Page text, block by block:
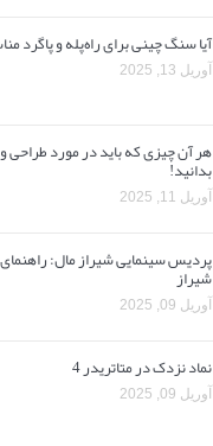
آیا سنگ چینی برای راه‌پله و پاگرد
آوریل 13, 2025
هر آن چیزی که باید در مورد طراحی
بدانید!
آوریل 11, 2025
پردیس سینمایی شیراز مال:
شیراز
آوریل 09, 2025
نماد نزدک در متاتریدر 4
آوریل 09, 2025